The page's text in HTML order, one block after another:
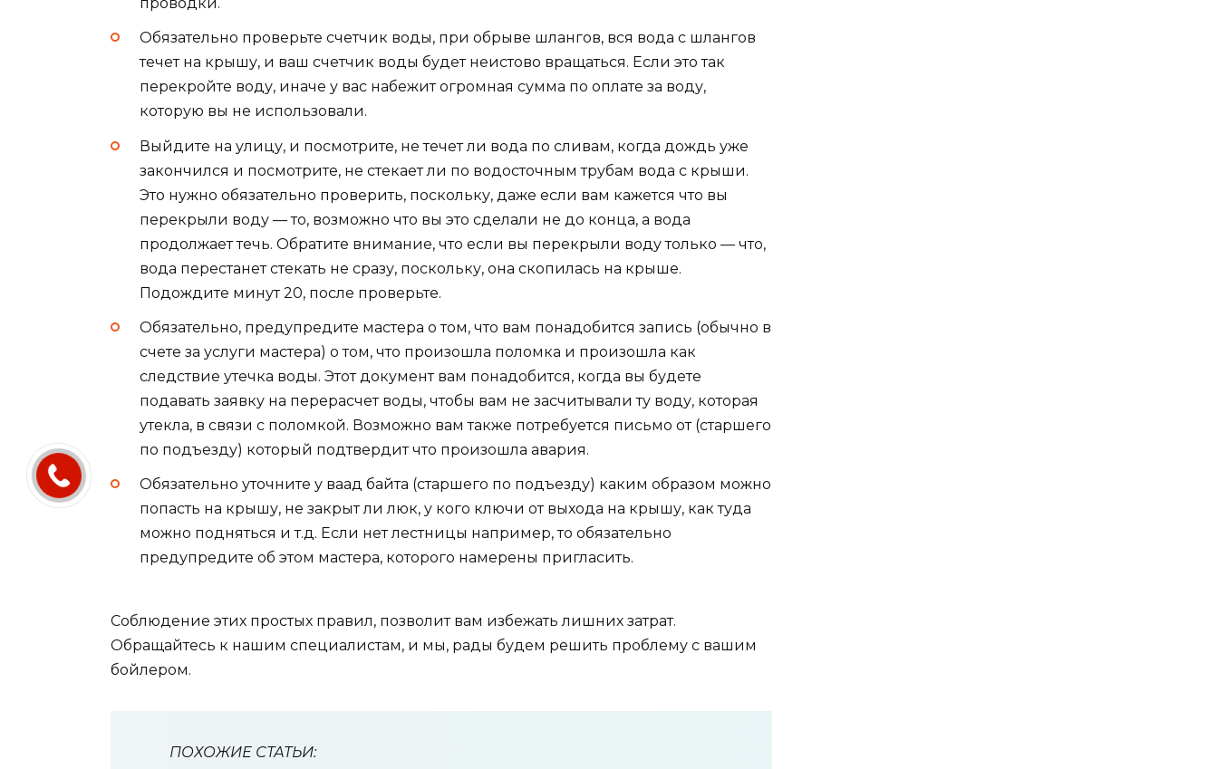
Обязательно проверьте счетчик воды, при обрыве шлангов, вся вода с шлангов
течет на крышу, и ваш счетчик воды будет неистово вращаться. Если это так
перекройте воду, иначе у вас набежит огромная сумма по оплате за воду,
которую вы не использовали.
Выйдите на улицу, и посмотрите, не течет ли вода по сливам, когда дождь уже
закончился и посмотрите, не стекает ли по водосточным трубам вода с крыши.
Это нужно обязательно проверить, поскольку, даже если вам кажется что вы
перекрыли воду — то, возможно что вы это сделали не до конца, а вода
продолжает течь. Обратите внимание, что если вы перекрыли воду только — что,
вода перестанет стекать не сразу, поскольку, она скопилась на крыше.
Подождите минут 20, после проверьте.
Обязательно, предупредите мастера о том, что вам понадобится запись (обычно в
счете за услуги мастера) о том, что произошла поломка и произошла как
следствие утечка воды. Этот документ вам понадобится, когда вы будете
подавать заявку на перерасчет воды, чтобы вам не засчитывали ту воду, которая
утекла, в связи с поломкой. Возможно вам также потребуется письмо от (старшего
по подъезду) который подтвердит что произошла авария.
Обязательно уточните у ваад байта (старшего по подъезду) каким образом можно
попасть на крышу, не закрыт ли люк, у кого ключи от выхода на крышу, как туда
можно подняться и т.д. Если нет лестницы например, то обязательно
предупредите об этом мастера, которого намерены пригласить.
Соблюдение этих простых правил, позволит вам избежать лишних затрат.
Обращайтесь к нашим специалистам, и мы, рады будем решить проблему с вашим
бойлером.
ПОХОЖИЕ СТАТЬИ: